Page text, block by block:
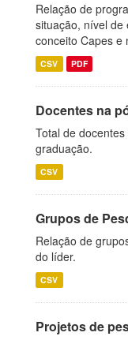
Relação de
situação, nível de
conceito Capes e
CSV PDF
Docentes na
Total de
graduação.
CSV
Grupos de
Relação de
do líder.
CSV
Projetos de